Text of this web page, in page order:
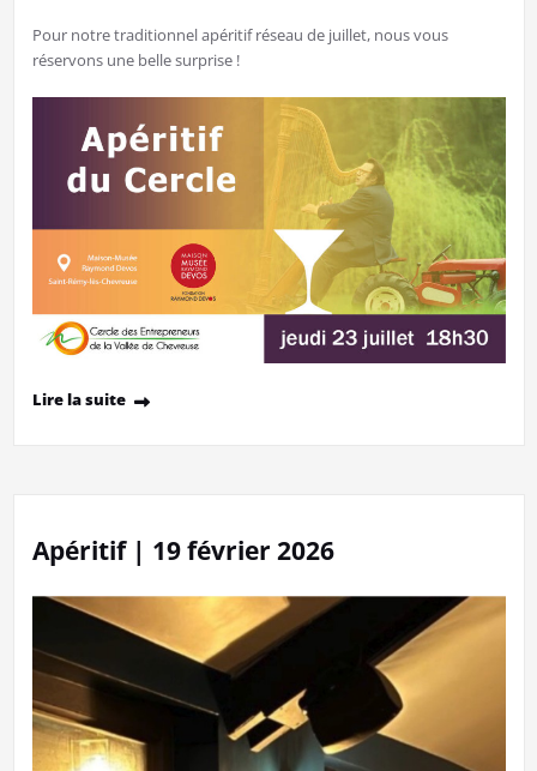
Pour notre traditionnel apéritif réseau de juillet, nous vous
réservons une belle surprise !
Lire la suite
Apéritif | 19 février 2026